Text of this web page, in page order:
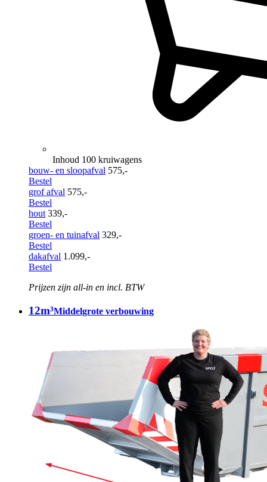
Inhoud 100 kruiwagens
bouw- en sloopafval 575,-
Bestel
grof afval 575,-
Bestel
hout 339,-
Bestel
groen- en tuinafval 329,-
Bestel
dakafval 1.099,-
Bestel
Prijzen zijn all-in en incl. BTW
12m³Middelgrote verbouwing